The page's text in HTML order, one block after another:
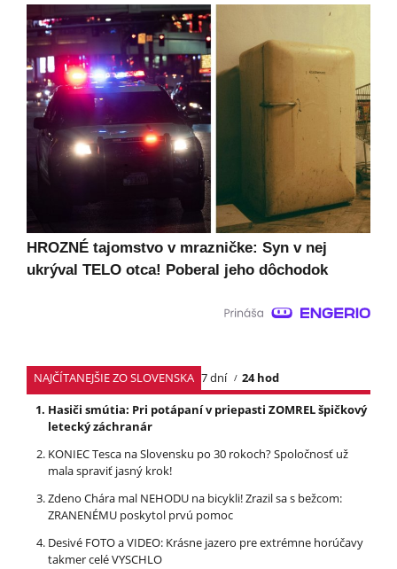
HROZNÉ tajomstvo v mrazničke: Syn v nej
ukrýval TELO otca! Poberal jeho dôchodok
NAJČÍTANEJŠIE ZO SLOVENSKA 7 dní
24 hod
Hasiči smútia: Pri potápaní v priepasti ZOMREL špičkový
letecký záchranár
KONIEC Tesca na Slovensku po 30 rokoch? Spoločnosť už
mala spraviť jasný krok!
Zdeno Chára mal NEHODU na bicykli! Zrazil sa s bežcom:
ZRANENÉMU poskytol prvú pomoc
Desivé FOTO a VIDEO: Krásne jazero pre extrémne horúčavy
takmer celé VYSCHLO